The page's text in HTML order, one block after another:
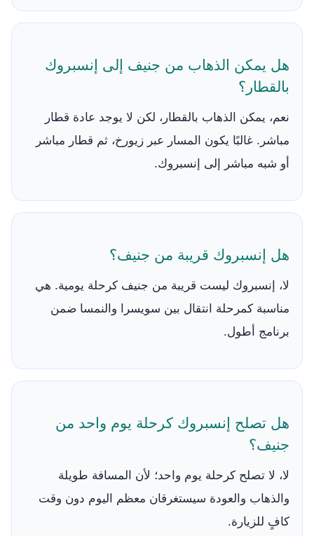
هل يمكن الذهاب من جنيف إلى إنسبروك
بالقطار؟
نعم، يمكن الذهاب بالقطار، لكن لا يوجد عادة قطار
مباشر. غالبًا يكون المسار عبر زيورخ، ثم قطار مباشر
أو شبه مباشر إلى إنسبروك.
هل إنسبروك قريبة من جنيف؟
لا، إنسبروك ليست قريبة من جنيف كرحلة يومية. هي
مناسبة كمرحلة انتقال بين سويسرا والنمسا ضمن
برنامج أطول.
هل تصلح إنسبروك كرحلة يوم واحد من
جنيف؟
لا، لا تصلح كرحلة يوم واحد؛ لأن المسافة طويلة
والذهاب والعودة سيستغرقان معظم اليوم دون وقت
كافٍ للزيارة.